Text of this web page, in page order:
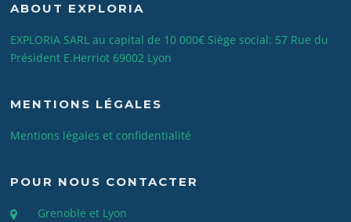
ABOUT EXPLORIA
EXPLORIA SARL au capital de 10 000€ Siège social: 57 Rue du
Président E.Herriot 69002 Lyon
MENTIONS LÉGALES
Mentions légales et confidentialité
POUR NOUS CONTACTER
Grenoble et Lyon